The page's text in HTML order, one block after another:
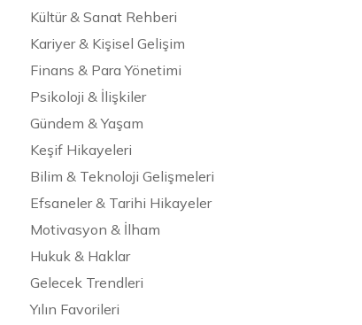
Kültür & Sanat Rehberi
Kariyer & Kişisel Gelişim
Finans & Para Yönetimi
Psikoloji & İlişkiler
Gündem & Yaşam
Keşif Hikayeleri
Bilim & Teknoloji Gelişmeleri
Efsaneler & Tarihi Hikayeler
Motivasyon & İlham
Hukuk & Haklar
Gelecek Trendleri
Yılın Favorileri